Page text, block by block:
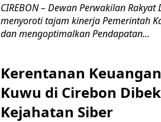
CIREBON – Dewan Perwakilan
menyoroti tajam kinerja Pemerintah
dan mengoptimalkan Pendapatan...
Kerentanan
Kuwu di Cirebon
Kejahatan Siber